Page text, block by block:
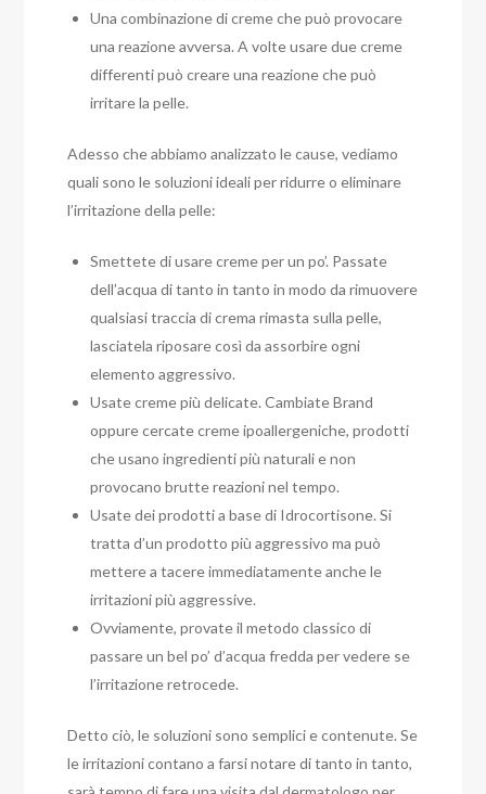
Una combinazione di creme che può provocare
una reazione avversa. A volte usare due creme
differenti può creare una reazione che può
irritare la pelle.
Adesso che abbiamo analizzato le cause, vediamo
quali sono le soluzioni ideali per ridurre o eliminare
l’irritazione della pelle:
Smettete di usare creme per un po’. Passate
dell’acqua di tanto in tanto in modo da rimuovere
qualsiasi traccia di crema rimasta sulla pelle,
lasciatela riposare così da assorbire ogni
elemento aggressivo.
Usate creme più delicate. Cambiate Brand
oppure cercate creme ipoallergeniche, prodotti
che usano ingredienti più naturali e non
provocano brutte reazioni nel tempo.
Usate dei prodotti a base di Idrocortisone. Si
tratta d’un prodotto più aggressivo ma può
mettere a tacere immediatamente anche le
irritazioni più aggressive.
Ovviamente, provate il metodo classico di
passare un bel po’ d’acqua fredda per vedere se
l’irritazione retrocede.
Detto ciò, le soluzioni sono semplici e contenute. Se
le irritazioni contano a farsi notare di tanto in tanto,